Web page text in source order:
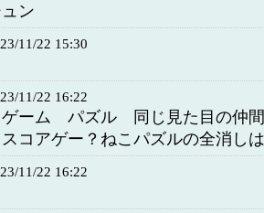
ン
11/22 15:30
11/22 16:22
ーム パズル 同じ見た目の仲間
コアゲー？ねこパズルの全消し
11/22 16:22